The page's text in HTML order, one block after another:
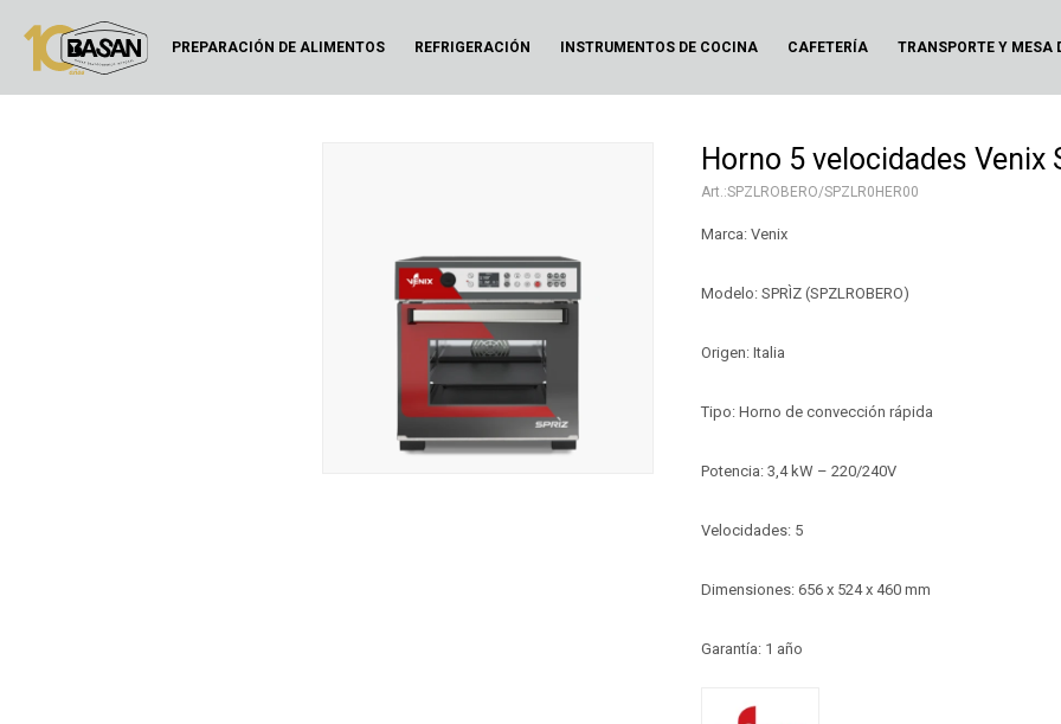
PREPARACIÓN DE ALIMENTOS REFRIGERACIÓN INSTRUMENTOS DE COCINA CAFETERÍA TRANSPORTE Y MESA
Horno 5 velocidades Venix
SPZLROBERO/SPZLR0HER00
Marca: Venix
Modelo: SPRÌZ (SPZLROBERO)
Origen: Italia
Tipo: Horno de convección rápida
Potencia: 3,4 kW – 220/240V
Velocidades: 5
Dimensiones: 656 x 524 x 460 mm
Garantía: 1 año